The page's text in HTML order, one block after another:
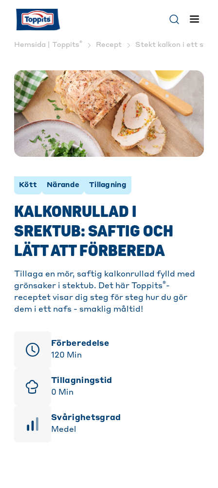
Hemsida | Toppits® Recept Stekt kalkon i ett
Kött Närande Tillagning
KALKONRULLAD I
SREKTUB: SAFTIG OCH
LÄTT ATT FÖRBEREDA
Tillaga en mör, saftig kalkonrullad fylld med
grönsaker i stektub. Det här Toppits®-
receptet visar dig steg för steg hur du gör
dem i ett nafs - smaklig måltid!
Förberedelse
120 Min
Tillagningstid
0 Min
svårighetsgrad
Medel